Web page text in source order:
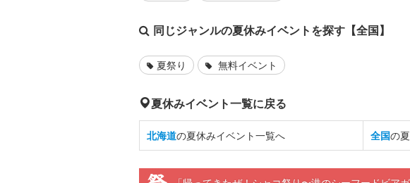
同じジャンルの夏休みイベントを探す【全国】
夏祭り 無料イベント
夏休みイベント一覧に戻る
北海道の夏休みイベント一覧へ 全国の